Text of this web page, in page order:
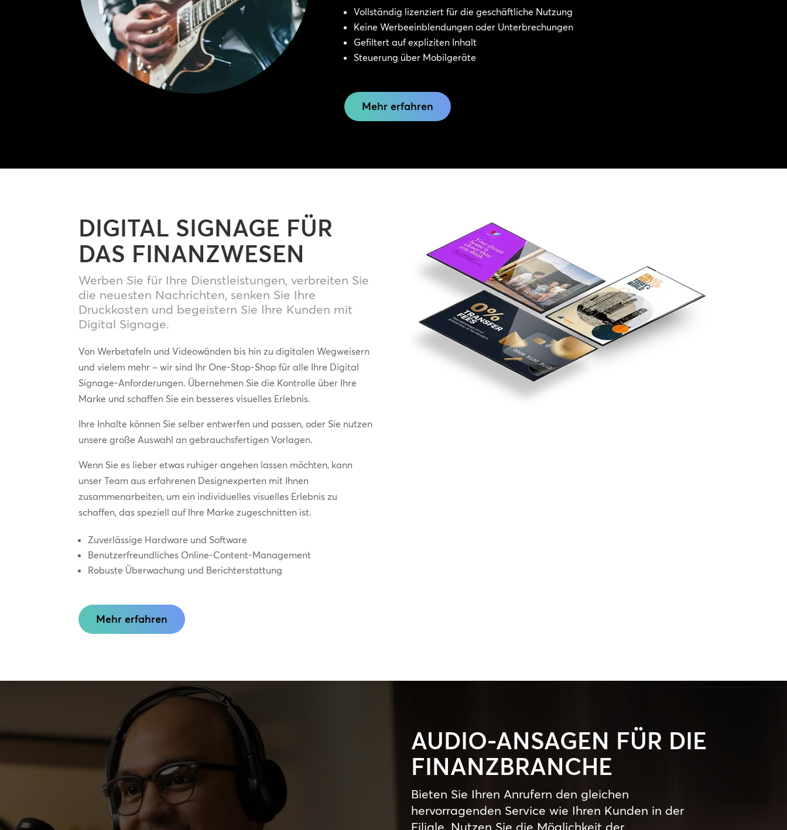
Vollständig lizenziert für die geschäftliche Nutzung
Keine Werbeeinblendungen oder Unterbrechungen
Gefiltert auf expliziten Inhalt
Steuerung über Mobilgeräte
Mehr erfahren
DIGITAL SIGNAGE FÜR
DAS FINANZWESEN
Werben Sie für Ihre Dienstleistungen, verbreiten Sie
die neuesten Nachrichten, senken Sie Ihre
Druckkosten und begeistern Sie Ihre Kunden mit
Digital Signage.
Von Werbetafeln und Videowänden bis hin zu digitalen Wegweisern
und vielem mehr – wir sind Ihr One-Stop-Shop für alle Ihre Digital
Signage-Anforderungen. Übernehmen Sie die Kontrolle über Ihre
Marke und schaffen Sie ein besseres visuelles Erlebnis.
Ihre Inhalte können Sie selber entwerfen und passen, oder Sie nutzen
unsere große Auswahl an gebrauchsfertigen Vorlagen.
Wenn Sie es lieber etwas ruhiger angehen lassen möchten, kann
unser Team aus erfahrenen Designexperten mit Ihnen
zusammenarbeiten, um ein individuelles visuelles Erlebnis zu
schaffen, das speziell auf Ihre Marke zugeschnitten ist.
Zuverlässige Hardware und Software
Benutzerfreundliches Online-Content-Management
Robuste Überwachung und Berichterstattung
Mehr erfahren
AUDIO-ANSAGEN FÜR DIE
FINANZBRANCHE
Bieten Sie Ihren Anrufern den gleichen
hervorragenden Service wie Ihren Kunden in der
Filiale. Nutzen Sie die Möglichkeit der